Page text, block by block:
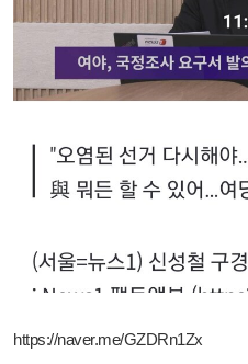
https://naver.me/GZDRn1Zx